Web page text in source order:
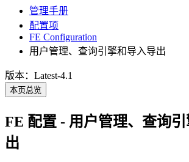
管理手册
配置项
FE Configuration
用户管理、查询引擎和导入导出
版本：Latest-4.1
本页总览
FE 配置 - 用户管理、查询
出